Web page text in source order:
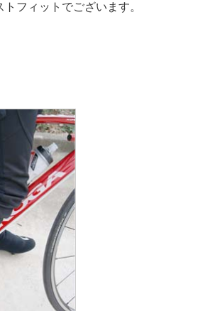
フィットでございます。